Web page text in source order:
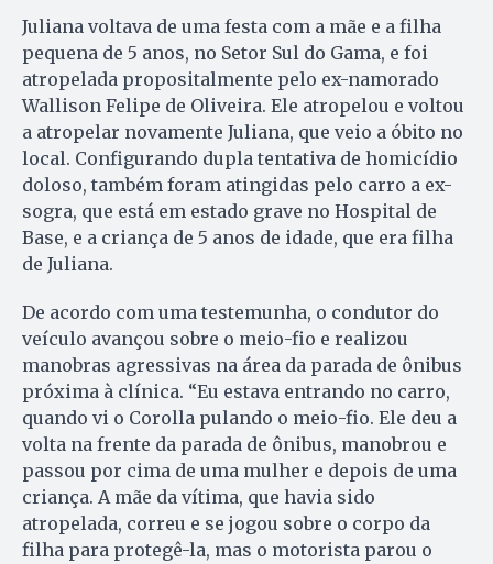
Juliana voltava de uma festa com a mãe e a filha
pequena de 5 anos, no Setor Sul do Gama, e foi
atropelada propositalmente pelo ex-namorado
Wallison Felipe de Oliveira. Ele atropelou e voltou
a atropelar novamente Juliana, que veio a óbito no
local. Configurando dupla tentativa de homicídio
doloso, também foram atingidas pelo carro a ex-
sogra, que está em estado grave no Hospital de
Base, e a criança de 5 anos de idade, que era filha
de Juliana.
De acordo com uma testemunha, o condutor do
veículo avançou sobre o meio-fio e realizou
manobras agressivas na área da parada de ônibus
próxima à clínica. “Eu estava entrando no carro,
quando vi o Corolla pulando o meio-fio. Ele deu a
volta na frente da parada de ônibus, manobrou e
passou por cima de uma mulher e depois de uma
criança. A mãe da vítima, que havia sido
atropelada, correu e se jogou sobre o corpo da
filha para protegê-la, mas o motorista parou o